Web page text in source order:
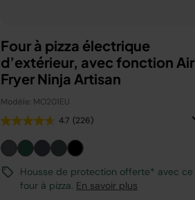
Four à pizza électrique
d’extérieur, avec fonction Air
Fryer Ninja Artisan
Modèle: MO201EU
4.7 (226)
Housse de protection offerte* avec ce
four à pizza. En savoir plus